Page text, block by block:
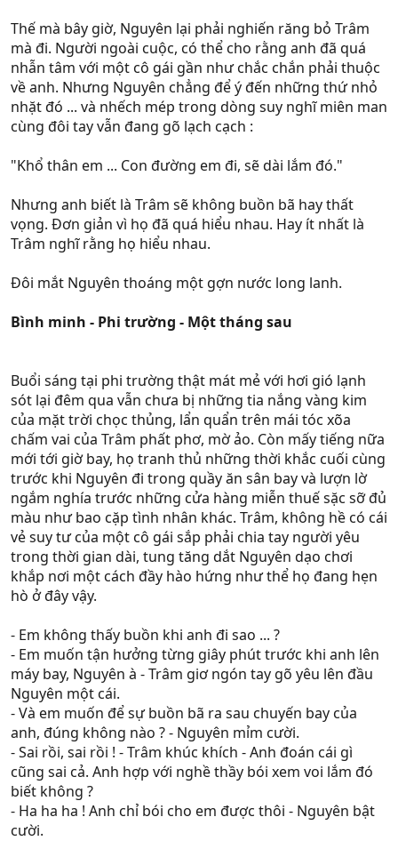
Thế mà bây giờ, Nguyên lại phải nghiến răng bỏ Trâm
mà đi. Người ngoài cuộc, có thể cho rằng anh đã quá
nhẫn tâm với một cô gái gần như chắc chắn phải thuộc
về anh. Nhưng Nguyên chẳng để ý đến những thứ nhỏ
nhặt đó ... và nhếch mép trong dòng suy nghĩ miên man
cùng đôi tay vẫn đang gõ lạch cạch :
"Khổ thân em ... Con đường em đi, sẽ dài lắm đó."
Nhưng anh biết là Trâm sẽ không buồn bã hay thất
vọng. Đơn giản vì họ đã quá hiểu nhau. Hay ít nhất là
Trâm nghĩ rằng họ hiểu nhau.
Đôi mắt Nguyên thoáng một gợn nước long lanh.
Bình minh - Phi trường - Một tháng sau
Buổi sáng tại phi trường thật mát mẻ với hơi gió lạnh
sót lại đêm qua vẫn chưa bị những tia nắng vàng kim
của mặt trời chọc thủng, lẩn quẩn trên mái tóc xõa
chấm vai của Trâm phất phơ, mờ ảo. Còn mấy tiếng nữa
mới tới giờ bay, họ tranh thủ những thời khắc cuối cùng
trước khi Nguyên đi trong quầy ăn sân bay và lượn lờ
ngắm nghía trước những cửa hàng miễn thuế sặc sỡ đủ
màu như bao cặp tình nhân khác. Trâm, không hề có cái
vẻ suy tư của một cô gái sắp phải chia tay người yêu
trong thời gian dài, tung tăng dắt Nguyên dạo chơi
khắp nơi một cách đầy hào hứng như thể họ đang hẹn
hò ở đây vậy.
- Em không thấy buồn khi anh đi sao ... ?
- Em muốn tận hưởng từng giây phút trước khi anh lên
máy bay, Nguyên à - Trâm giơ ngón tay gõ yêu lên đầu
Nguyên một cái.
- Và em muốn để sự buồn bã ra sau chuyến bay của
anh, đúng không nào ? - Nguyên mỉm cười.
- Sai rồi, sai rồi ! - Trâm khúc khích - Anh đoán cái gì
cũng sai cả. Anh hợp với nghề thầy bói xem voi lắm đó
biết không ?
- Ha ha ha ! Anh chỉ bói cho em được thôi - Nguyên bật
cười.